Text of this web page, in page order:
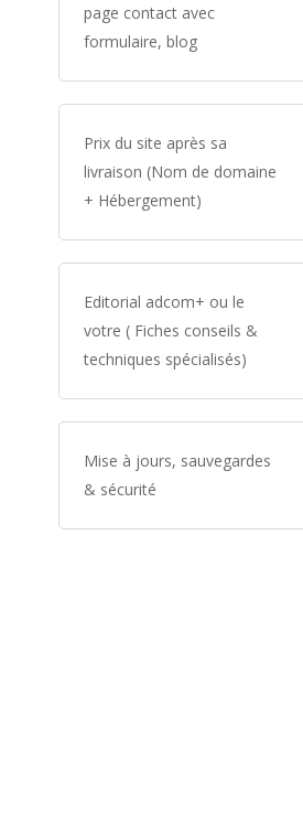
page contact avec
formulaire, blog
Prix du site après sa
livraison (Nom de domaine
+ Hébergement)
Editorial adcom+ ou le
votre ( Fiches conseils &
techniques spécialisés)
Mise à jours, sauvegardes
& sécurité